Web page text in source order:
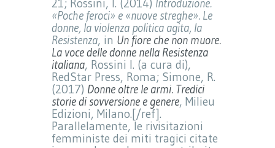
21; Rossini, I. (2014) Introduzione.
«Poche feroci» e «nuove streghe». Le
donne, la violenza politica agita, la
Resistenza, in Un fiore che non muore.
La voce delle donne nella Resistenza
italiana, Rossini I. (a cura di),
RedStar Press, Roma; Simone, R.
(2017) Donne oltre le armi. Tredici
storie di sovversione e genere, Milieu
Edizioni, Milano.[/ref].
Parallelamente, le rivisitazioni
femministe dei miti tragici citate